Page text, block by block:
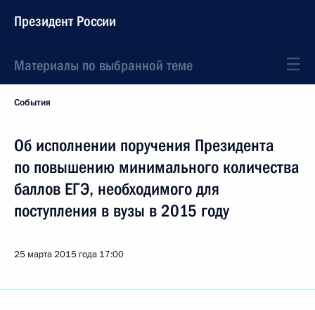
Президент России
Материалы по выбранной теме
События
Об исполнении поручения Президента
по повышению минимального количества
баллов ЕГЭ, необходимого для
поступления в вузы в 2015 году
25 марта 2015 года 17:00